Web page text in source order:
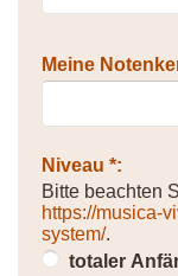
Meine
Niveau *:
Bitte beachten
https://musica-
system/.
totaler